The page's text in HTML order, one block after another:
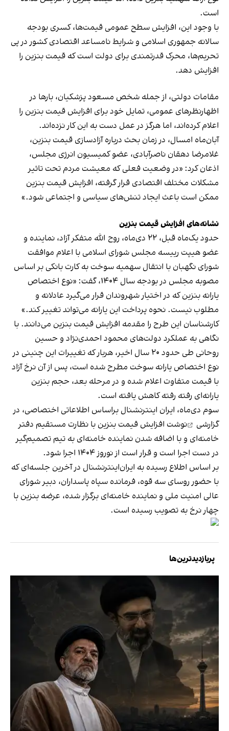
است.
با وجود این، افزایش سطح عمومی قیمت‌ها، کسری بودجه
سالانه جمهوری اسلامی و شرایط نامساعد اقتصادی کشور در پی
تحریم‌ها، محرک قدرتمندی برای دولت است که قیمت بنزین را
افزایش دهد.
مقامات دولتی، از جمله شخص مسعود پزشکیان، بارها در
اظهارنظرهای عمومی، تمایل خود برای افزایش قیمت بنزین را
اعلام کرده‌اند، اما هرگز در عمل دست به این کار نزده‌اند.
آبان‌ماه امسال، در زمان بحث درباره آزادسازی قیمت بنزین،
غلامرضا دهقان ناصرآبادی، عضو کمیسیون انرژی مجلس،
اذعان کرد: «در وضعیت فعلی که معیشت مردم تحت تاثیر
مشکلات مختلف اقتصادی قرار گرفته، افزایش قیمت بنزین
ممکن است باعث ایجاد تنش‌های سیاسی و اجتماعی شود.»
نشانه‌های افزایش قیمت بنزین
حدود یک‌ماه قبل، ۲۲ دی‌ماه، روح الله متفکر آزاد، نماینده و
عضو هیپت رییسه مجلس شورای اسلامی با اعلام موافقت
شورای نگهبان با انتقال سهمیه سوخت به کارت بانکی بر اساس
مصوبه مجلس در بودجه سال ۱۴۰۴، گفت: «نوع اختصاص
یارانه بنزین که در اختیار شهروندان قرار می‌گیرد عادلانه و
مطلوب نیست. نحوه پرداخت این یارانه می‌تواند تغییر کند.»
کارشناسان این طرح را مقدمه افزایش قیمت بنزین می‌دانند. با
نگاهی به عملکرد دولت‌های محمود احمدی‌نژاد و حسین
روحانی طی حدود ۲۰ سال اخیر، هربار که تغییرات این چنینی در
نوع اختصاص یارانه سوخت مطرح شده است، پس از آن نرخ آزاد
با قیمت متفاوت اعلام شده و در مرحله بعد، حجم بنزین
یارانه‌ای رفته رفته کاهش یافته است.
سوم دی‌ماه، ایران اینترنشنال براساس اطلاعاتی اختصاصی، در
گزارشی
نوشت افزایش قیمت بنزین با نظارت مستقیم دفتر
خامنه‌ای و با اضافه شدن نماینده خامنه‌ای به تیم تصمیم‌گیر
در دست اجرا است و قرار است از نوروز ۱۴۰۴ اجرا شود.
بر اساس اطلاع رسیده به ایران‌اینترنشنال در آخرین جلسه‌ای که
با حضور روسای سه قوه، فرمانده سپاه پاسداران، دبیر شورای
عالی امنیت ملی و نماینده خامنه‌ای برگزار شده، عرضه بنزین با
چهار نرخ به تصویب رسیده است.
پربازدیدترین‌ها